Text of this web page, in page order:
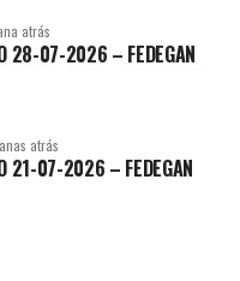
atrás
28-07-2026 – FEDEGAN
atrás
21-07-2026 – FEDEGAN